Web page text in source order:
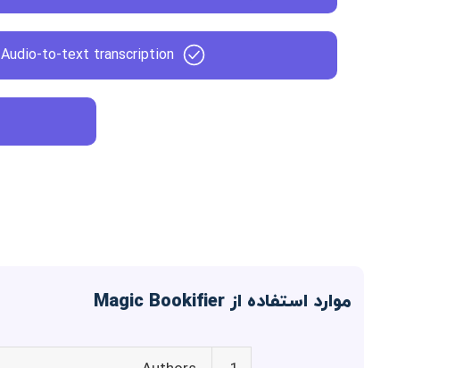
Audio-to-text transcription
موارد استفاده از Magic Bookifier